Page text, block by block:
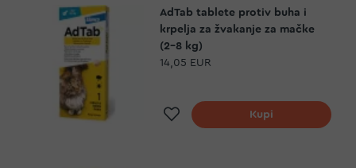
AdTab tablete protiv buha i
krpelja za žvakanje za mačke
(2-8 kg)
14,05 EUR
Dodaj na listu želja
Kupi